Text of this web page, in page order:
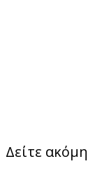
Δείτε ακόμη